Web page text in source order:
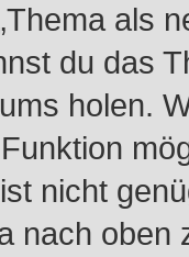
als
du das
holen.
nicht
nach oben